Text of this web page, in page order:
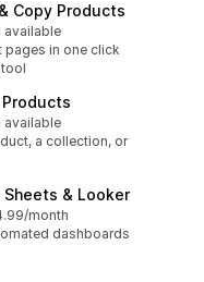
Copy Products
available
in one click
available
a collection, or
& Looker
month
dashboards